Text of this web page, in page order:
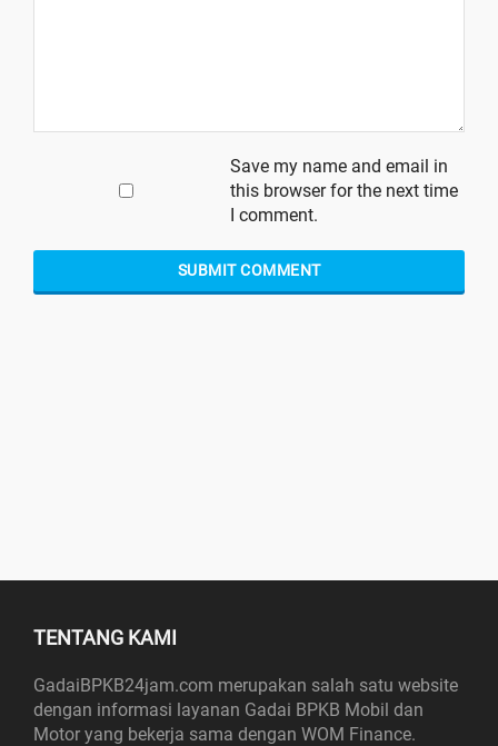
Save my name and email in
this browser for the next time
I comment.
TENTANG KAMI
GadaiBPKB24jam.com merupakan salah satu website
dengan informasi layanan Gadai BPKB Mobil dan
Motor yang bekerja sama dengan WOM Finance.